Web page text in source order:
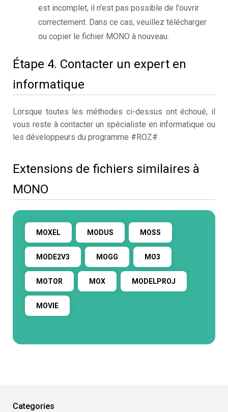
est incomplet, il n'est pas possible de l'ouvrir
correctement. Dans ce cas, veuillez télécharger
ou copier le fichier MONO à nouveau.
Étape 4. Contacter un expert en
informatique
Lorsque toutes les méthodes ci-dessus ont échoué, il
vous reste à contacter un spécialiste en informatique ou
les développeurs du programme #ROZ#.
Extensions de fichiers similaires à
MONO
MOXEL MODUS MOSS
MODE2V3 MOGG MO3
MOTOR MOX MODELPROJ
MOVIE
Categories